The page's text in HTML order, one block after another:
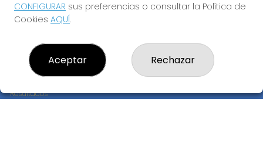
Imagen anterior
ADMINISTRACIÓN EL PELOTAZO
¿Quiénes somos?
Resultados
CONFIGURAR sus preferencias o consultar la Política de
Cookies AQUÍ.
Aceptar Rechazar